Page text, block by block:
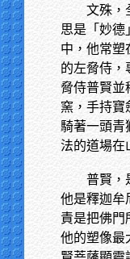
文殊，
思是「妙德
中，他常塑
的左脅侍，
脅侍普賢並
窯，手持寶
騎著一頭青
法的道場在
普賢，
他是釋迦牟
責是把佛門
他的塑像最